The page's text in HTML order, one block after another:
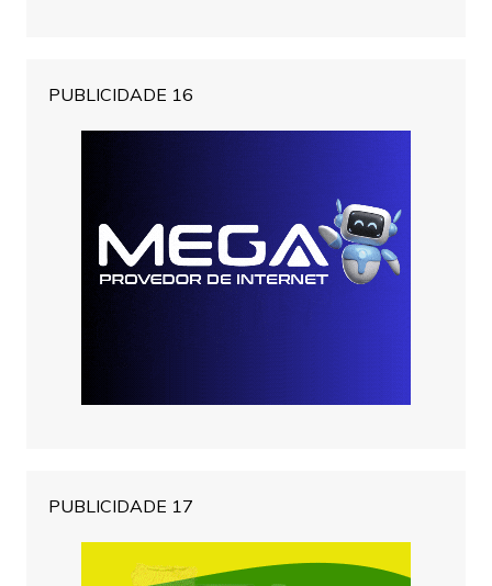
PUBLICIDADE 16
PUBLICIDADE 17